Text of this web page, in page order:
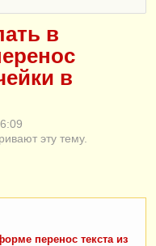
в
в
эту тему.
перенос текста из